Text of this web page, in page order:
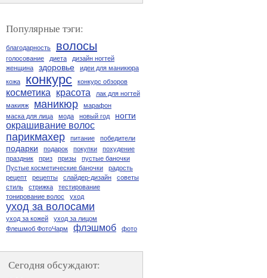
Популярные тэги:
благодарность волосы
голосование диета
дизайн ногтей
женщина
здоровье
идеи для маникюра
кожа
конкурс конкурс обзоров
косметика красота
лак для ногтей
макияж
маникюр
марафон
маска для лица
мода новый год ногти
окрашивание волос
парикмахер питание победители
подарки подарок покупки
похудение
праздник
приз призы
пустые баночки
Пустые косметические баночки
радость
рецепт
рецепты слайдер-дизайн
советы
стиль
стрижка
тестирование
тонирование волос
уход
уход за волосами
уход за кожей
уход за лицом
Флешмоб ФотоЧарм
флэшмоб фото
Сегодня обсуждают: